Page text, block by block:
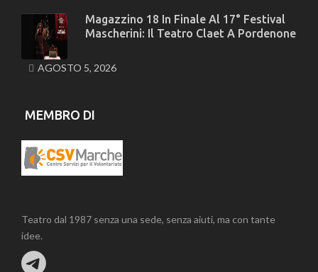
Magazzino 18 In Finale Al 17° Festival
Mascherini: Il Teatro Claet A Pordenone
AGOSTO 5, 2026
MEMBRO DI
Teatro dal 1987 senza una sede, senza aiuti, ma con tante
idee.